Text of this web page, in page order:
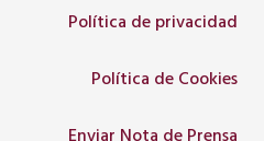
Política de privacidad
Política de Cookies